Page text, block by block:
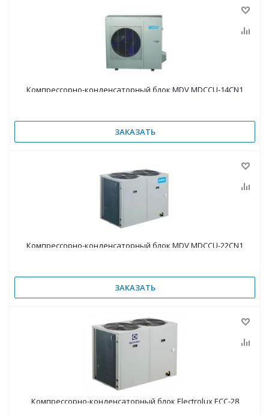
Компрессорно-конденсаторный блок MDV MDCCU-14CN1
ЗАКАЗАТЬ
Компрессорно-конденсаторный блок MDV MDCCU-22CN1
ЗАКАЗАТЬ
Компрессорно-конденсаторный блок Electrolux ECC-28